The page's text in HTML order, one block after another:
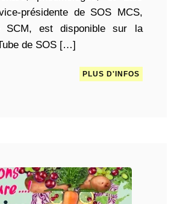
présidente de SOS MCS,
SCM, est disponible sur la
de SOS […]
PLUS D'INFOS